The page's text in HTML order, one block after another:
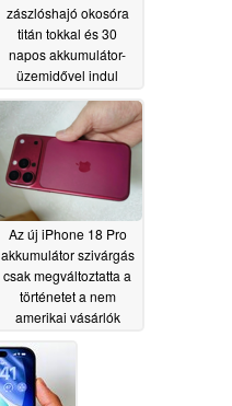
zászlóshajó okosóra
titán tokkal és 30
napos akkumulátor-
üzemidővel indul
06/03/2026
Az új iPhone 18 Pro
akkumulátor szivárgás
csak megváltoztatta a
történetet a nem
amerikai vásárlók